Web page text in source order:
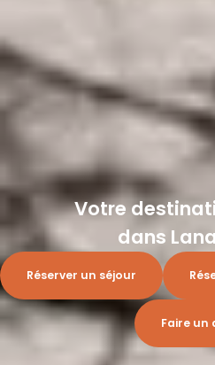
Votre
dans
Réserver un séjour
Faire un